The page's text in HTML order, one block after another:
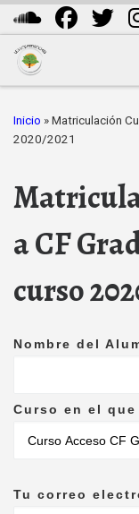
Saltar al contenido
Inicio » Matriculación
2020/2021
a CF
curso
Nombre del
Curso en el
Tu correo